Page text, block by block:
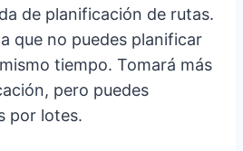
de planificación de rutas.
que no puedes planificar
tiempo. Tomará más
pero puedes
por lotes.